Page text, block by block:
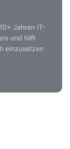
Jahren IT-
und hilft
einzusetzen